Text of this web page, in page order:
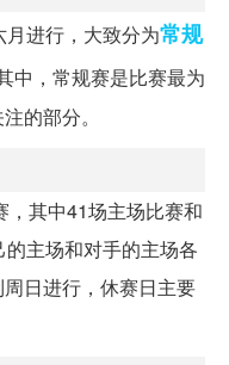
进行，大致分为常规
中，常规赛是比赛最为
的部分。
其中41场主场比赛和
主场和对手的主场各
日进行，休赛日主要